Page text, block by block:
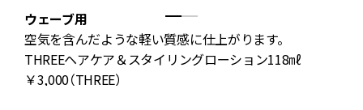
ウェーブ用
空気を含んだような軽い質感に仕上がります。
THREEヘアケア＆スタイリングローション118㎖
￥3,000（THREE）